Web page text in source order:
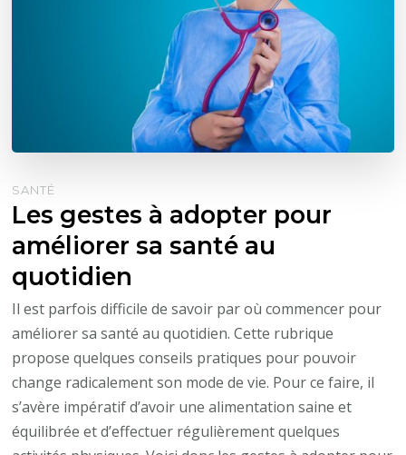
SANTÉ
Les gestes à adopter pour
améliorer sa santé au
quotidien
Il est parfois difficile de savoir par où commencer pour
améliorer sa santé au quotidien. Cette rubrique
propose quelques conseils pratiques pour pouvoir
change radicalement son mode de vie. Pour ce faire, il
s’avère impératif d’avoir une alimentation saine et
équilibrée et d’effectuer régulièrement quelques